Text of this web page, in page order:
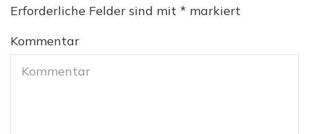
Erforderliche Felder sind mit * markiert
Kommentar